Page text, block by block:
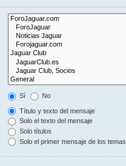
Sí No
Título y texto del mensaje
Solo el texto del mensaje
Solo títulos
Solo el primer mensaje de los temas